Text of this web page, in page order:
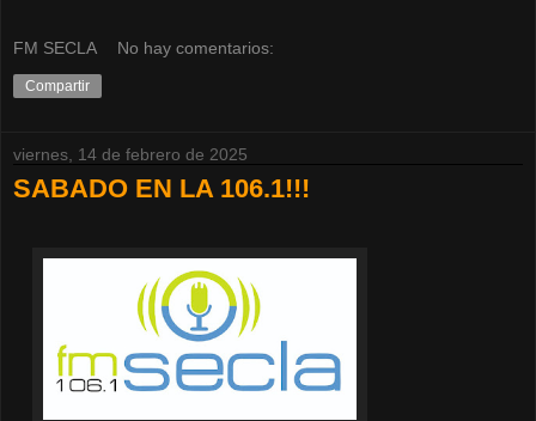
FM SECLA No hay comentarios:
Compartir
viernes, 14 de febrero de 2025
SABADO EN LA 106.1!!!